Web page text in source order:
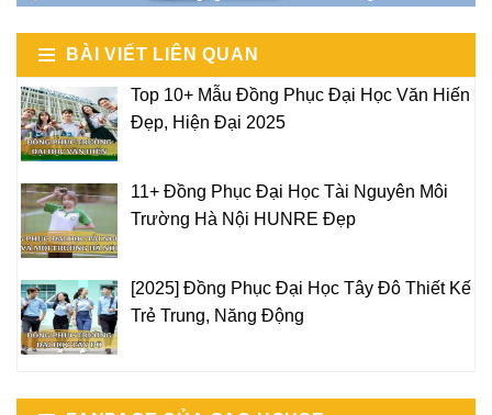
BÀI VIẾT LIÊN QUAN
Top 10+ Mẫu Đồng Phục Đại Học Văn Hiến
Đẹp, Hiện Đại 2025
11+ Đồng Phục Đại Học Tài Nguyên Môi
Trường Hà Nội HUNRE Đẹp
[2025] Đồng Phục Đại Học Tây Đô Thiết Kế
Trẻ Trung, Năng Động